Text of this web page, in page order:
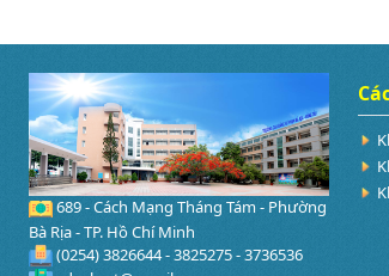
689 - Cách Mạng Tháng Tám - Phường
Bà Rịa - TP. Hồ Chí Minh
(0254) 3826644 - 3825275 - 3736536